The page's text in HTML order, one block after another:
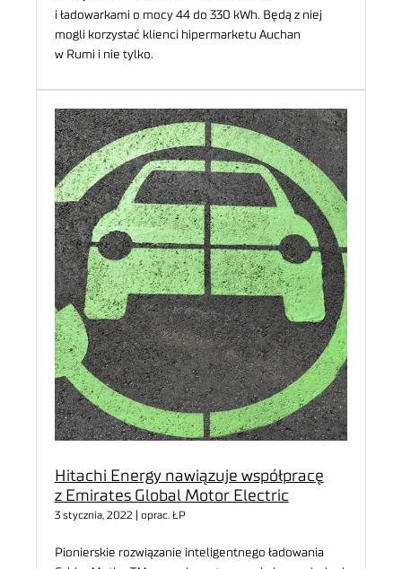
i ładowarkami o mocy 44 do 330 kWh. Będą z niej
mogli korzystać klienci hipermarketu Auchan
w Rumi i nie tylko.
Hitachi Energy nawiązuje współpracę
z Emirates Global Motor Electric
3 stycznia, 2022 | oprac. ŁP
Pionierskie rozwiązanie inteligentnego ładowania